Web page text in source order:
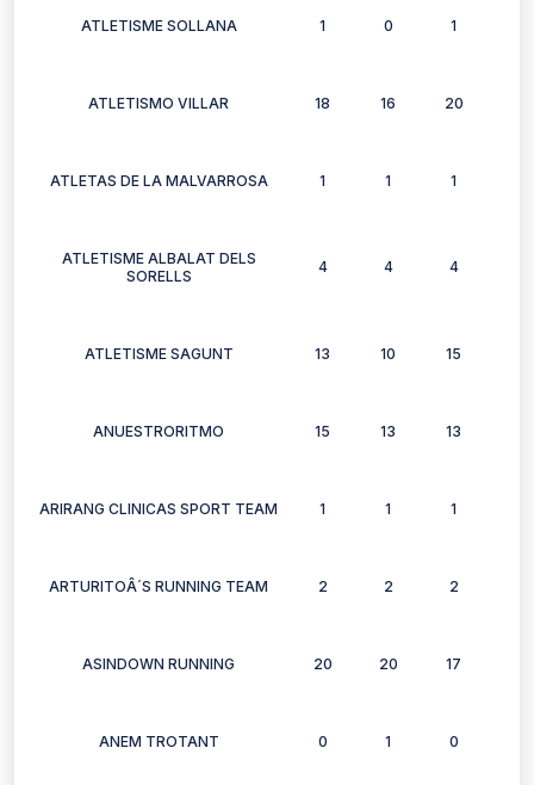
ATLETISME SOLLANA 1 0 1
ATLETISMO VILLAR 18 16 20
ATLETAS DE LA MALVARROSA 1 1 1
ATLETISME ALBALAT DELS
SORELLS
4 4 4
ATLETISME SAGUNT 13 10 15
ANUESTRORITMO 15 13 13
ARIRANG CLINICAS SPORT TEAM 1 1 1
ARTURITOÂ´S RUNNING TEAM 2 2 2
ASINDOWN RUNNING 20 20 17
ANEM TROTANT 0 1 0